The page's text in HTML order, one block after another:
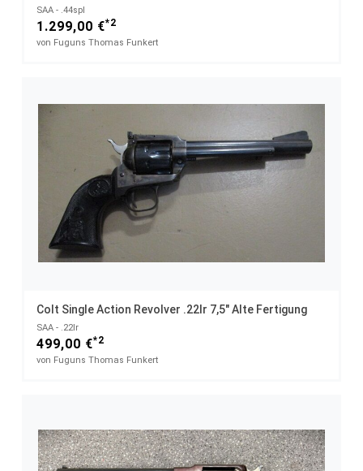
SAA - .44spl
1.299,00 €*2
von Fuguns Thomas Funkert
Colt Single Action Revolver .22lr 7,5" Alte Fertigung
SAA - .22lr
499,00 €*2
von Fuguns Thomas Funkert